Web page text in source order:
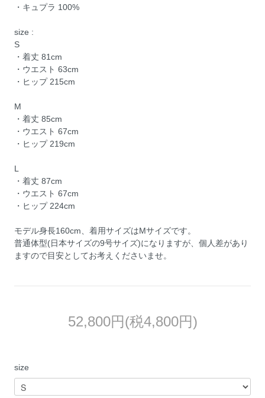
・キュプラ 100%
size :
S
・着丈 81cm
・ウエスト 63cm
・ヒップ 215cm
M
・着丈 85cm
・ウエスト 67cm
・ヒップ 219cm
L
・着丈 87cm
・ウエスト 67cm
・ヒップ 224cm
モデル身長160cm、着用サイズはMサイズです。
普通体型(日本サイズの9号サイズ)になりますが、個人差があり
ますので目安としてお考えくださいませ。
52,800円(税4,800円)
size